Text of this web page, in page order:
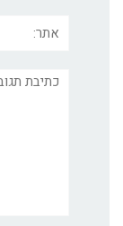
תגובה